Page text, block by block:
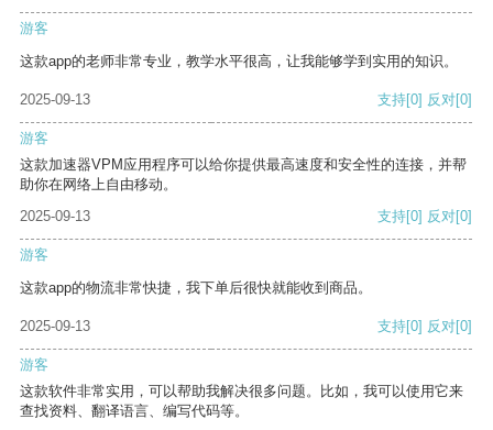
游客
这款app的老师非常专业，教学水平很高，让我能够学到实用的知识。
2025-09-13 支持[0] 反对[0]
游客
这款加速器VPM应用程序可以给你提供最高速度和安全性的连接，并帮
助你在网络上自由移动。
2025-09-13
支持[0] 反对[0]
游客
这款app的物流非常快捷，我下单后很快就能收到商品。
2025-09-13 支持[0] 反对[0]
游客
这款软件非常实用，可以帮助我解决很多问题。比如，我可以使用它来
查找资料、翻译语言、编写代码等。